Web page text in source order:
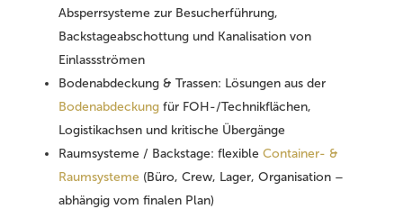
Absperrsysteme zur Besucherführung,
Backstageabschottung und Kanalisation von
Einlassströmen
Bodenabdeckung & Trassen: Lösungen aus der
Bodenabdeckung für FOH-/Technikflächen,
Logistikachsen und kritische Übergänge
Raumsysteme / Backstage: flexibleContainer- &
Raumsysteme (Büro, Crew, Lager, Organisation –
abhängig vom finalen Plan)